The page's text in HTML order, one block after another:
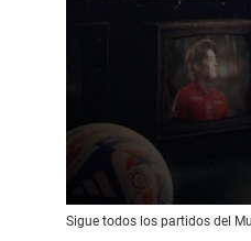
0
s
Sigue todos los partidos del